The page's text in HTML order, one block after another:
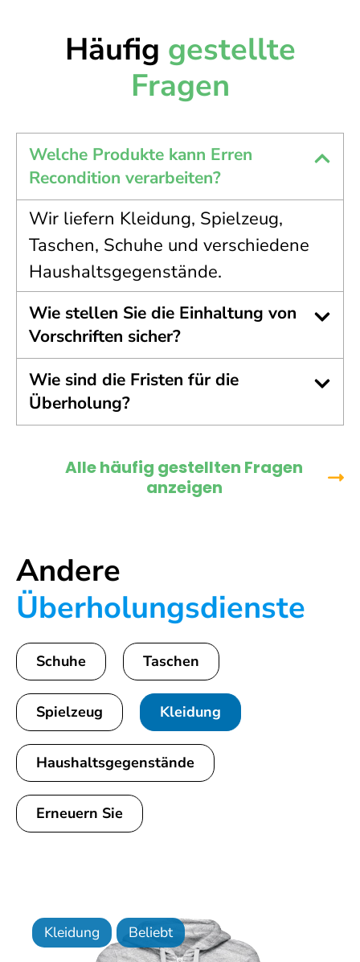
Häufig gestellte
Fragen
Welche Produkte kann Erren
Recondition verarbeiten?
Wir liefern Kleidung, Spielzeug,
Taschen, Schuhe und verschiedene
Haushaltsgegenstände.
Wie stellen Sie die Einhaltung von
Vorschriften sicher?
Wie sind die Fristen für die
Überholung?
Alle häufig gestellten Fragen
anzeigen
Andere
Überholungsdienste
Schuhe Taschen
Spielzeug Kleidung
Haushaltsgegenstände
Erneuern Sie
Kleidung Beliebt